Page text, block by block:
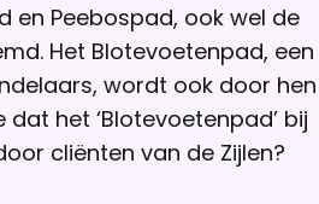
en Peebospad, ook wel de
Het Blotevoetenpad, een
wordt ook door hen
het ‘Blotevoetenpad’ bij
cliënten van de Zijlen?